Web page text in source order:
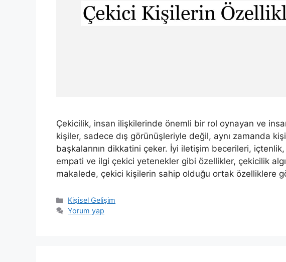
Çekicilik, insan ilişkilerinde önemli bir rol oynayan ve
kişiler, sadece dış görünüşleriyle değil, aynı zamanda
başkalarının dikkatini çeker. İyi iletişim becerileri,
empati ve ilgi çekici yetenekler gibi özellikler, çekicilik
makalede, çekici kişilerin sahip olduğu ortak özelliklere
Kategoriler
Kişisel Gelişim
Yorum yap